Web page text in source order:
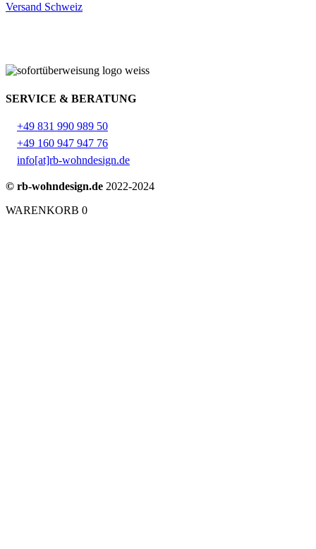
Versand Schweiz
SERVICE & BERATUNG
+49 831 990 989 50
+49 160 947 947 76
info[at]rb-wohndesign.de
© rb-wohndesign.de 2022-2024
WARENKORB 0